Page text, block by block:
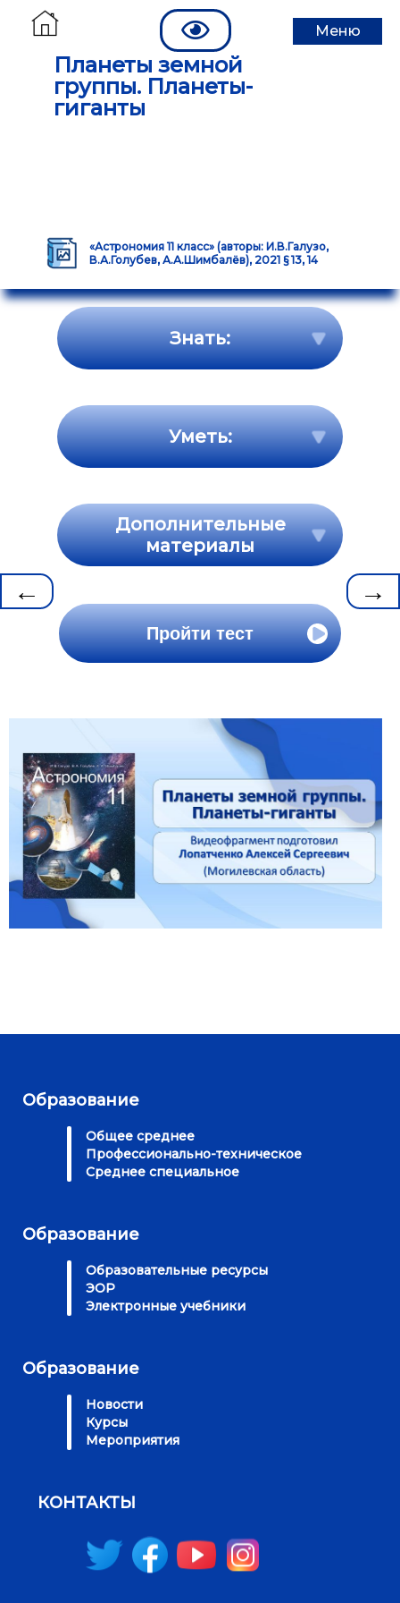
Планеты земной
группы. Планеты-
гиганты
Меню
«Астрономия 11 класс» (авторы: И.В.Галузо,
В.А.Голубев, А.А.Шимбалёв), 2021 § 13, 14
← →
Знать:
Уметь:
Дополнительные
материалы
Пройти тест
Образование
Общее среднее
Профессионально-техническое
Среднее специальное
Образование
Образовательные ресурсы
ЭОР
Электронные учебники
Образование
Новости
Курсы
Мероприятия
КОНТАКТЫ